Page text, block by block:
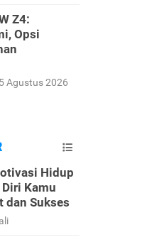
Z4:
Opsi
5 Agustus 2026
Hidup
Kamu
dan Sukses